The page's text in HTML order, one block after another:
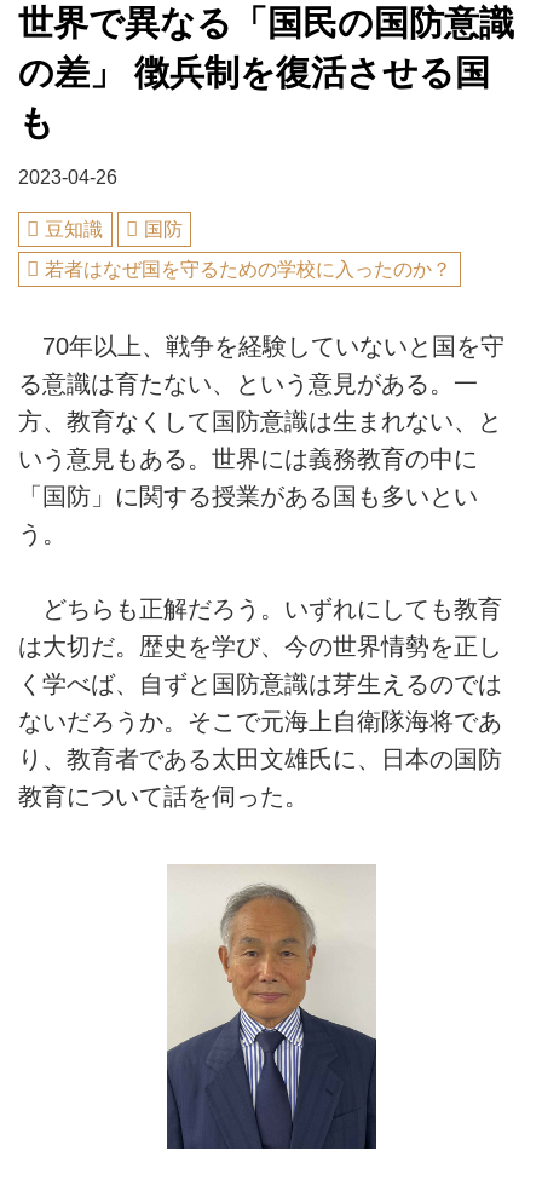
世界で異なる「国民の国防意識
の差」 徴兵制を復活させる国
も
2023-04-26
豆知識
国防
若者はなぜ国を守るための学校に入ったのか？
70年以上、戦争を経験していないと国を守
る意識は育たない、という意見がある。一
方、教育なくして国防意識は生まれない、と
いう意見もある。世界には義務教育の中に
「国防」に関する授業がある国も多いとい
う。
どちらも正解だろう。いずれにしても教育
は大切だ。歴史を学び、今の世界情勢を正し
く学べば、自ずと国防意識は芽生えるのでは
ないだろうか。そこで元海上自衛隊海将であ
り、教育者である太田文雄氏に、日本の国防
教育について話を伺った。